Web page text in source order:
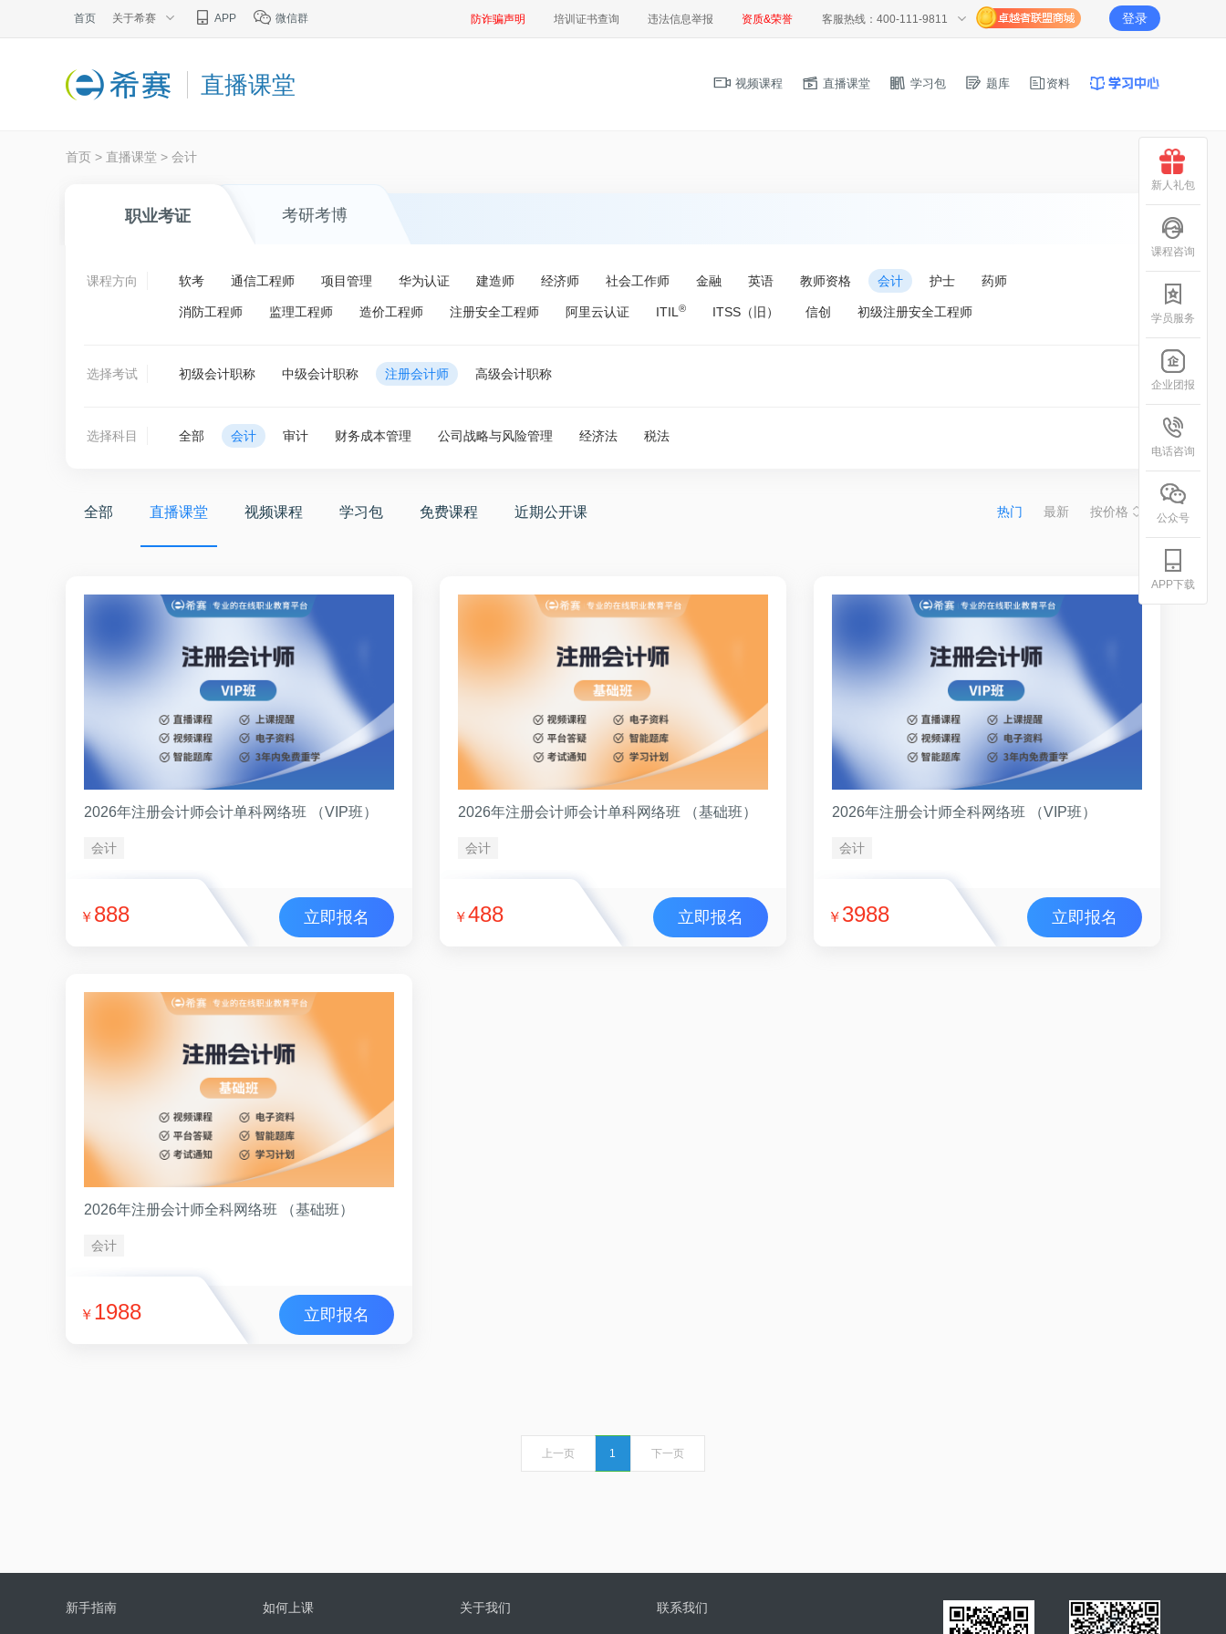
首页 关于希赛 APP 微信群 防诈骗声明 培训证书查询 违法信息举报 资质&荣誉 客服热线：400-111-9811 登录
直播课堂 视频课程 直播课堂 学习包 题库 资料
首页 > 直播课堂 > 会计
职业考证 考研考博
课程方向 软考 通信工程师 项目管理 华为认证 建造师 经济师 社会工作师 金融 英语 教师资格 会计 护士 药师
消防工程师 监理工程师 造价工程师 注册安全工程师 阿里云认证 ITIL ® ITSS（旧） 信创 初级注册安全工程师
选择考试 初级会计职称 中级会计职称 注册会计师 高级会计职称
选择科目 全部 会计 审计 财务成本管理 公司战略与风险管理 经济法 税法
全部 直播课堂 视频课程 学习包 免费课程 近期公开课 热门 最新 按价格
2026年注册会计师会计单科网络班 （VIP班）
会计
￥ 888 立即报名
2026年注册会计师会计单科网络班 （基础班）
会计
￥488 立即报名
2026年注册会计师全科网络班 （VIP班）
会计
￥ 3988 立即报名
2026年注册会计师全科网络班 （基础班）
会计
￥ 1988 立即报名
上一页 1 下一页
新手指南 如何上课 关于我们 联系我们
新人礼包
课程咨询
学员服务
企业团报
电话咨询
公众号
APP下载